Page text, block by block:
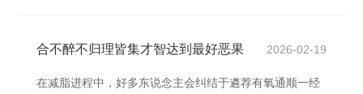
合不醉不归理皆集才智达到最好恶果 2026-02-19
在减脂进程中，好多东说念主会纠结于遴荐有氧通顺一经